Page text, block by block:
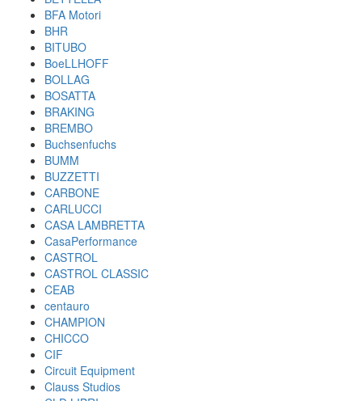
BFA Motori
BHR
BITUBO
BoeLLHOFF
BOLLAG
BOSATTA
BRAKING
BREMBO
Buchsenfuchs
BUMM
BUZZETTI
CARBONE
CARLUCCI
CASA LAMBRETTA
CasaPerformance
CASTROL
CASTROL CLASSIC
CEAB
centauro
CHAMPION
CHICCO
CIF
Circuit Equipment
Clauss Studios